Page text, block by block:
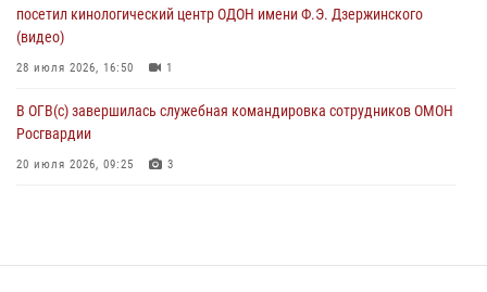
06 августа 2026, 08:27
посетил кинологический центр ОДОН имени Ф.Э. Дзержинского
(видео)
28 июля 2026, 16:50 1
В ОГВ(с) завершилась служебная командировка сотрудников ОМОН
Росгвардии
20 июля 2026, 09:25 3